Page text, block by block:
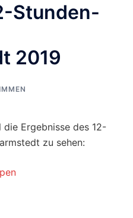
Stunden-
2019
Ergebnisse des 12-
zu sehen: